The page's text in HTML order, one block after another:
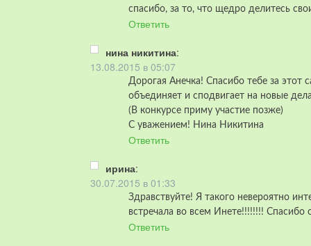
спасибо, за то, что щедро делитесь
Ответить
нина никитина:
13.08.2015 в 05:07
Дорогая Анечка! Спасибо тебе за этот
объединяет и сподвигает на новые
(В конкурсе приму участие позже)
С уважением! Нина Никитина
Ответить
ирина:
30.07.2015 в 01:33
Здравствуйте! Я такого невероятно
встречала во всем Инете!!!!!!!! Спасибо
Ответить